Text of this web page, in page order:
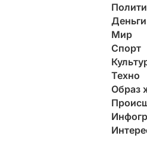
Деньги
Мир
Спорт
Техно
Образ